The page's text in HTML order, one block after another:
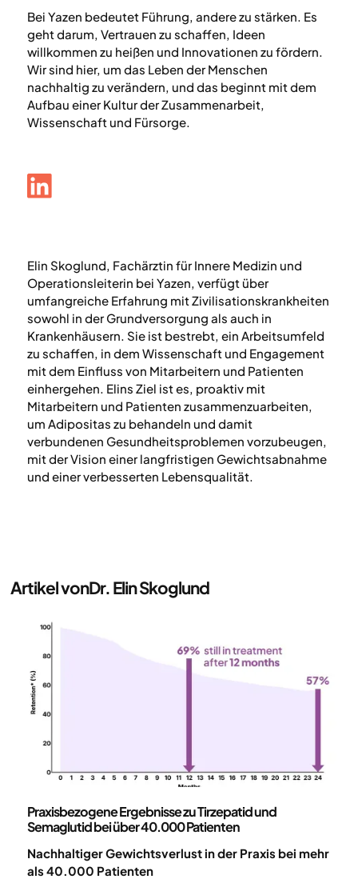
Bei Yazen bedeutet Führung, andere zu stärken. Es
geht darum, Vertrauen zu schaffen, Ideen
willkommen zu heißen und Innovationen zu fördern.
Wir sind hier, um das Leben der Menschen
nachhaltig zu verändern, und das beginnt mit dem
Aufbau einer Kultur der Zusammenarbeit,
Wissenschaft und Fürsorge.
Elin Skoglund, Fachärztin für Innere Medizin und
Operationsleiterin bei Yazen, verfügt über
umfangreiche Erfahrung mit Zivilisationskrankheiten
sowohl in der Grundversorgung als auch in
Krankenhäusern. Sie ist bestrebt, ein Arbeitsumfeld
zu schaffen, in dem Wissenschaft und Engagement
mit dem Einfluss von Mitarbeitern und Patienten
einhergehen. Elins Ziel ist es, proaktiv mit
Mitarbeitern und Patienten zusammenzuarbeiten,
um Adipositas zu behandeln und damit
verbundenen Gesundheitsproblemen vorzubeugen,
mit der Vision einer langfristigen Gewichtsabnahme
und einer verbesserten Lebensqualität.
Artikel vonDr. Elin Skoglund
Praxisbezogene Ergebnisse zu Tirzepatid und
Semaglutid bei über 40.000 Patienten
Nachhaltiger Gewichtsverlust in der Praxis bei mehr
als 40.000 Patienten